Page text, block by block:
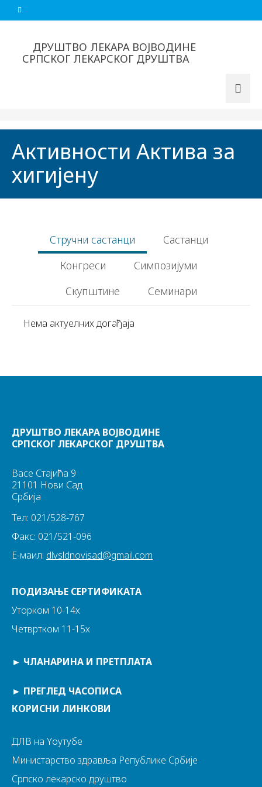
ДРУШТВО ЛЕКАРА ВОЈВОДИНЕ
СРПСКОГ ЛЕКАРСКОГ ДРУШТВА
Активности Актива за
хигијену
Стручни састанци
Састанци
Конгреси
Симпозијуми
Скупштине
Семинари
Нема актуелних догађаја
ДРУШТВО ЛЕКАРА ВОЈВОДИНЕ
СРПСКОГ ЛЕКАРСКОГ ДРУШТВА
Васе Стајића 9
21101 Нови Сад
Србија
Тел: 021/528-767
Факс: 021/521-096
Е-маил: dlvsldnovisad@gmail.com
ПОДИЗАЊЕ СЕРТИФИКАТА
Уторком 10-14х
Четвртком 11-15х
► ЧЛАНАРИНА И ПРЕТПЛАТА
► ПРЕГЛЕД ЧАСОПИСА
КОРИСНИ ЛИНКОВИ
ДЛВ на Yоутубе
Министарство здравља Републике Србије
Српско лекарско друштво